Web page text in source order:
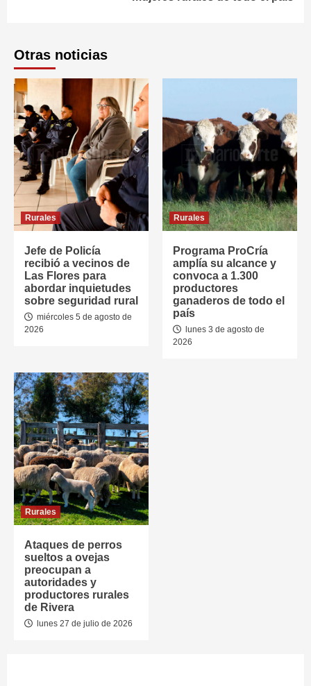
Otras noticias
Rurales
Jefe de Policía
recibió a vecinos de
Las Flores para
abordar inquietudes
sobre seguridad rural
miércoles 5 de agosto de
2026
Rurales
Programa ProCría
amplía su alcance y
convoca a 1.300
productores
ganaderos de todo el
país
lunes 3 de agosto de
2026
Rurales
Ataques de perros
sueltos a ovejas
preocupan a
autoridades y
productores rurales
de Rivera
lunes 27 de julio de 2026